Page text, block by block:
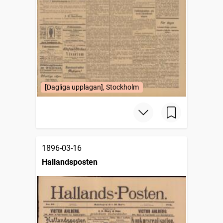
[Dagliga upplagan], Stockholm
1896-03-16
Hallandsposten